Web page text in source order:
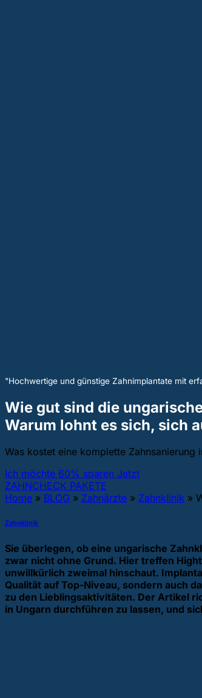
"Hochwertige und günstige Zahnimplantate mit
Wie gut sind die
Warum lohnt es sich, sich
Was kostet eine komplette Zahnsanierung
Ich möchte 60% sparen Jetzt
ZAHNCHECK PAKETE
Home » BLOG » Zahnärzte » Zahnklinik »
Zahnklinik
Sie überlegen, ob eine ungarische
zwar nicht ohne Grund. Hier treffen
unwillkürlich zweimal hinschaut.
Qualität auf Top-Niveau, sondern auch
zu den Lieblingsaktivitäten. Der Artikel
in Ungarn durchführen zu lassen, und